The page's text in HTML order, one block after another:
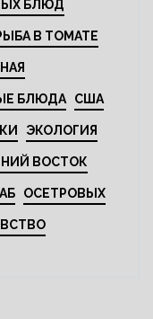
БЛЮД
В ТОМАТЕ
БЛЮДА США
ЭКОЛОГИЯ
ВОСТОК
ОСЕТРОВЫХ